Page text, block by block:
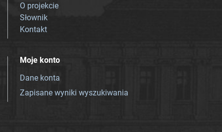
O projekcie
Słownik
Kontakt
Moje konto
Dane konta
Zapisane wyniki wyszukiwania